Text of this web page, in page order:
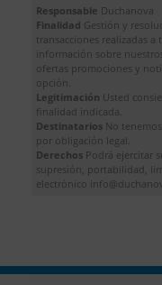
Responsable Duchanova
Finalidad Gestión y
transacciones realizadas
información sobre
ofertas promociones y
opción.
Legitimación Usted
finalidad indicada.
Destinatarios No
por obligación legal.
Derechos Podrá ejercitar
supresión, portabilidad,
electrónico